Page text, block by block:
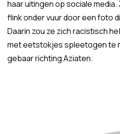
haar uitingen op sociale media.
flink onder vuur door een foto
Daarin zou ze zich racistisch
met eetstokjes spleetogen te
gebaar richting Aziaten.